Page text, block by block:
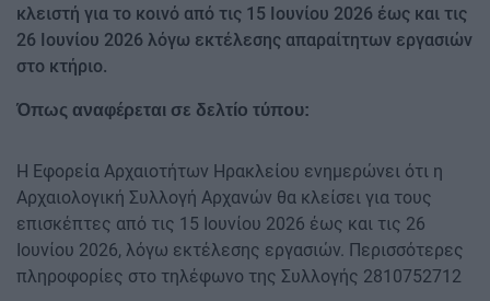
κλειστή για το κοινό από τις 15 Ιουνίου 2026 έως και τις
26 Ιουνίου 2026 λόγω εκτέλεσης απαραίτητων εργασιών
στο κτήριο.
Όπως αναφέρεται σε δελτίο τύπου:
Η Εφορεία Αρχαιοτήτων Ηρακλείου ενημερώνει ότι η
Αρχαιολογική Συλλογή Αρχανών θα κλείσει για τους
επισκέπτες από τις 15 Ιουνίου 2026 έως και τις 26
Ιουνίου 2026, λόγω εκτέλεσης εργασιών. Περισσότερες
πληροφορίες στο τηλέφωνο της Συλλογής 2810752712